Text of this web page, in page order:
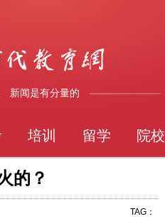
新闻是有分量的
培训 留学 院校
的？
TAG：